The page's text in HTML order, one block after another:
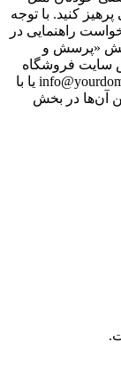
کنید. با توجه
راهنمایی در
«پرسش و
سایت فروشگاه
ما، خدمات و درخواست کالا را با ایمیل info@yourdomain.com یا با
نوشتن آن‌ها در بخش